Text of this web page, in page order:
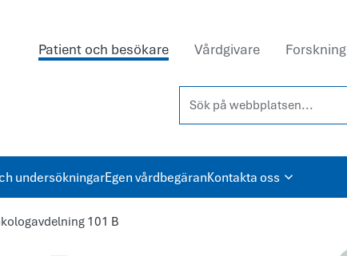
Patient och besökare Vårdgivare Forskning
Sök på webbplatsen...
undersökningarEgen vårdbegäranKontakta oss
101 B